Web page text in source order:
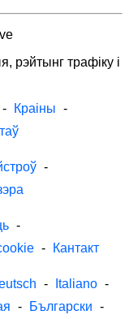
рэйтынг трафіку і
- Краіны -
-
-
- Кантакт
- Italiano -
- Български -